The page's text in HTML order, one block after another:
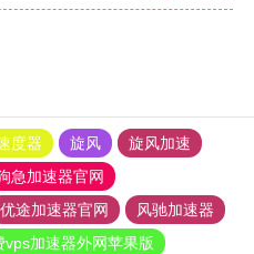
度器 旋风
旋风加速
急加速器官网
优途加速器官网
风驰加速器
vps加速器外网苹果版